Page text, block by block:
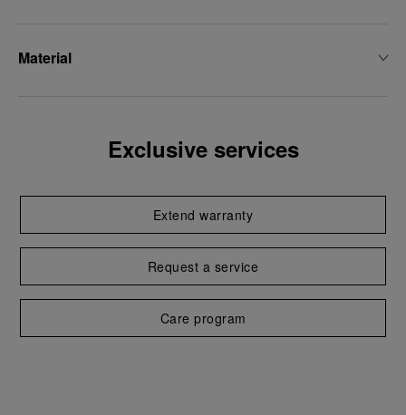
Material
Exclusive services
Extend warranty
Request a service
Care program